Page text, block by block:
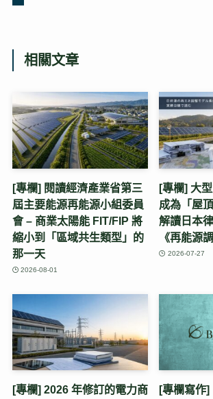
相關文章
[專欄] 閱讀經濟產業省第三
屆主要能源再能源小組委員
會 – 商業太陽能 FIT/FIP 將
縮小到「區域共生類型」的
那一天
2026-08-01
[專欄] 大
成為「屋
解讀日本
《再能源
2026-07-27
[專欄] 2026 年修訂的電力商
[專欄寫作]